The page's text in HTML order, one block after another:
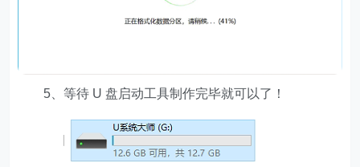
5、等待 U 盘启动工具制作完毕就可以了！